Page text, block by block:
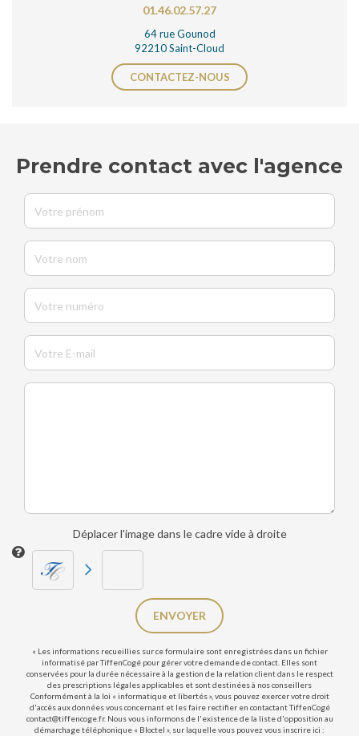
01.46.02.57.27
64 rue Gounod
92210 Saint-Cloud
CONTACTEZ-NOUS
Prendre contact avec l'agence
Déplacer l'image dans le cadre vide à droite
ENVOYER
« Les informations recueillies sur ce formulaire sont enregistrées dans un fichier
informatisé par TiffenCogé pour gérer votre demande de contact. Elles sont
conservées pour la durée nécessaire à la gestion de la relation client dans le respect
des prescriptions légales applicables et sont destinées à nos conseillers
Conformément à la loi « informatique et libertés », vous pouvez exercer votre droit
d'accès aux données vous concernant et les faire rectifier en contactant TiffenCogé
contact@tiffencoge.fr. Nous vous informons de l'existence de la liste d'opposition au
démarchage téléphonique « Bloctel », sur laquelle vous pouvez vous inscrire ici :